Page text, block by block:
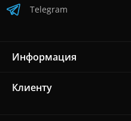
Telegram
Информация
Клиенту